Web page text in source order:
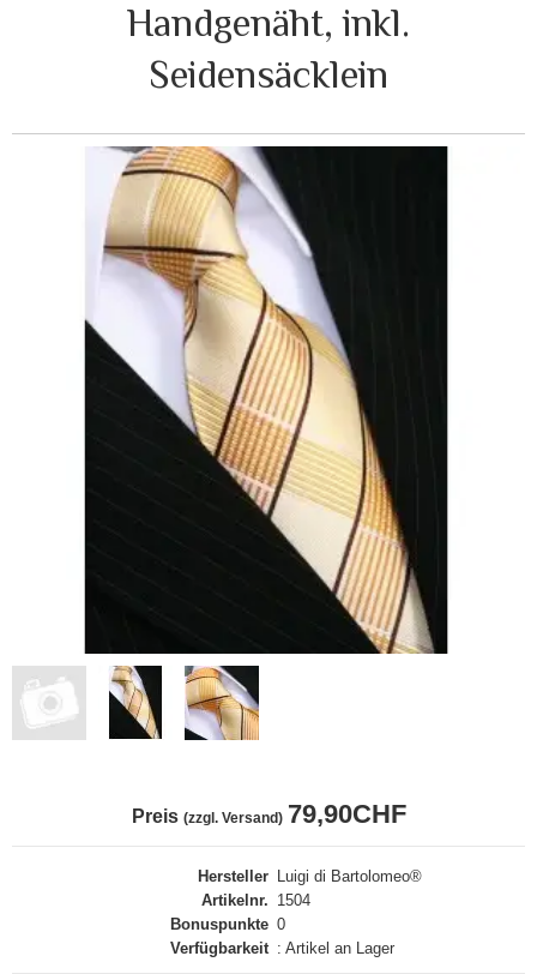
Handgenäht, inkl.
Seidensäcklein
Preis (zzgl. Versand) 79,90CHF
Hersteller Luigi di Bartolomeo®
Artikelnr. 1504
Bonuspunkte 0
Verfügbarkeit : Artikel an Lager